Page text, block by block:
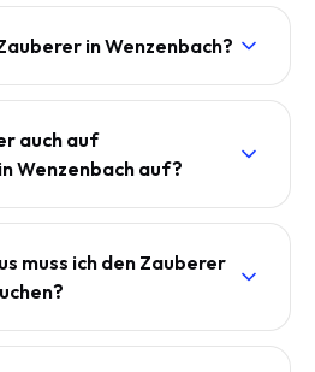
in Wenzenbach?
auch auf
Wenzenbach auf?
muss ich den Zauberer